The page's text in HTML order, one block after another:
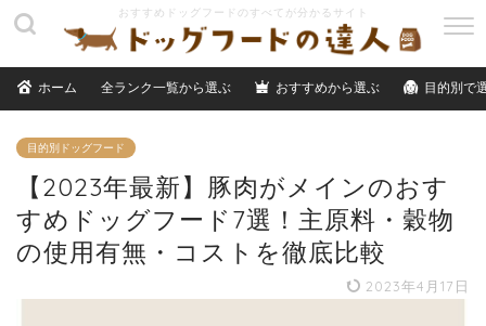
ホーム 全ランク一覧から選ぶ おすすめから選ぶ 目的別で
N
目的別ドッグフード
【2023年最新】豚肉がメインのおす
すめドッグフード7選！主原料・穀物
の使用有無・コストを徹底比較
2023年4月17日